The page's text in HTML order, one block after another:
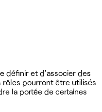
définir et d'associer des
rôles pourront être utilisés
la portée de certaines